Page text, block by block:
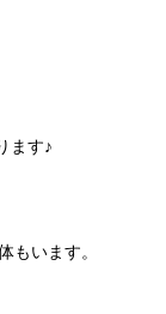
ます♪
います。